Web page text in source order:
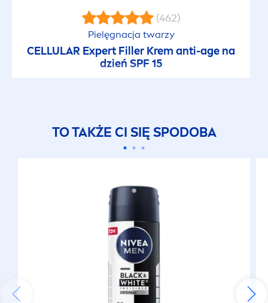
(462)
Pielęgnacja twarzy
CELLULAR ExpertFiller Krem anti-age na
dzień SPF 15
TO TAKŻE CI SIĘ SPODOBA